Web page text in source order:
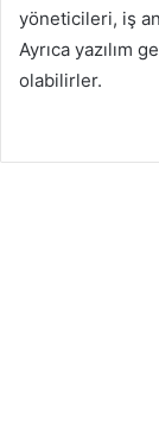
yöneticileri, iş
Ayrıca yazılım
olabilirler.